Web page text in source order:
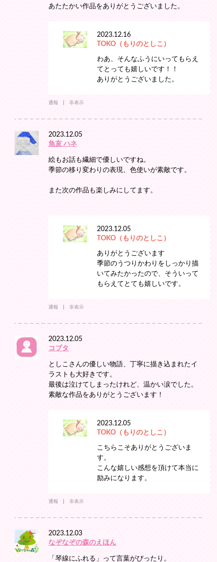
あたたかい作品をありがとうございました。
2023.12.16
TOKO（もりのとしこ）
わあ、そんなふうにいってもらえ
てとっても嬉しいです！！
ありがとうございました。
通報 非表示
2023.12.05
魚亥 ハネ
絵もお話も繊細で優しいですね。
季節の移り変わりの表現、色使いが素敵です。
また次の作品も楽しみにしてます。
2023.12.05
TOKO（もりのとしこ）
ありがとうございます
季節のうつりかわりをしっかり描
いてみたかったので、そういって
もらえてとても嬉しいです。
通報 非表示
2023.12.05
コブタ
としこさんの優しい物語、丁寧に描き込まれたイ
ラストも大好きです。
最後は泣けてしまったけれど、温かい涙でした。
素敵な作品をありがとうございます！
2023.12.05
TOKO（もりのとしこ）
こちらこそありがとうございま
す。
こんな嬉しい感想を頂けて本当に
励みになります。
通報 非表示
2023.12.03
なぞなぞの森のえほん
「琴線にふれる」って言葉がぴったり。